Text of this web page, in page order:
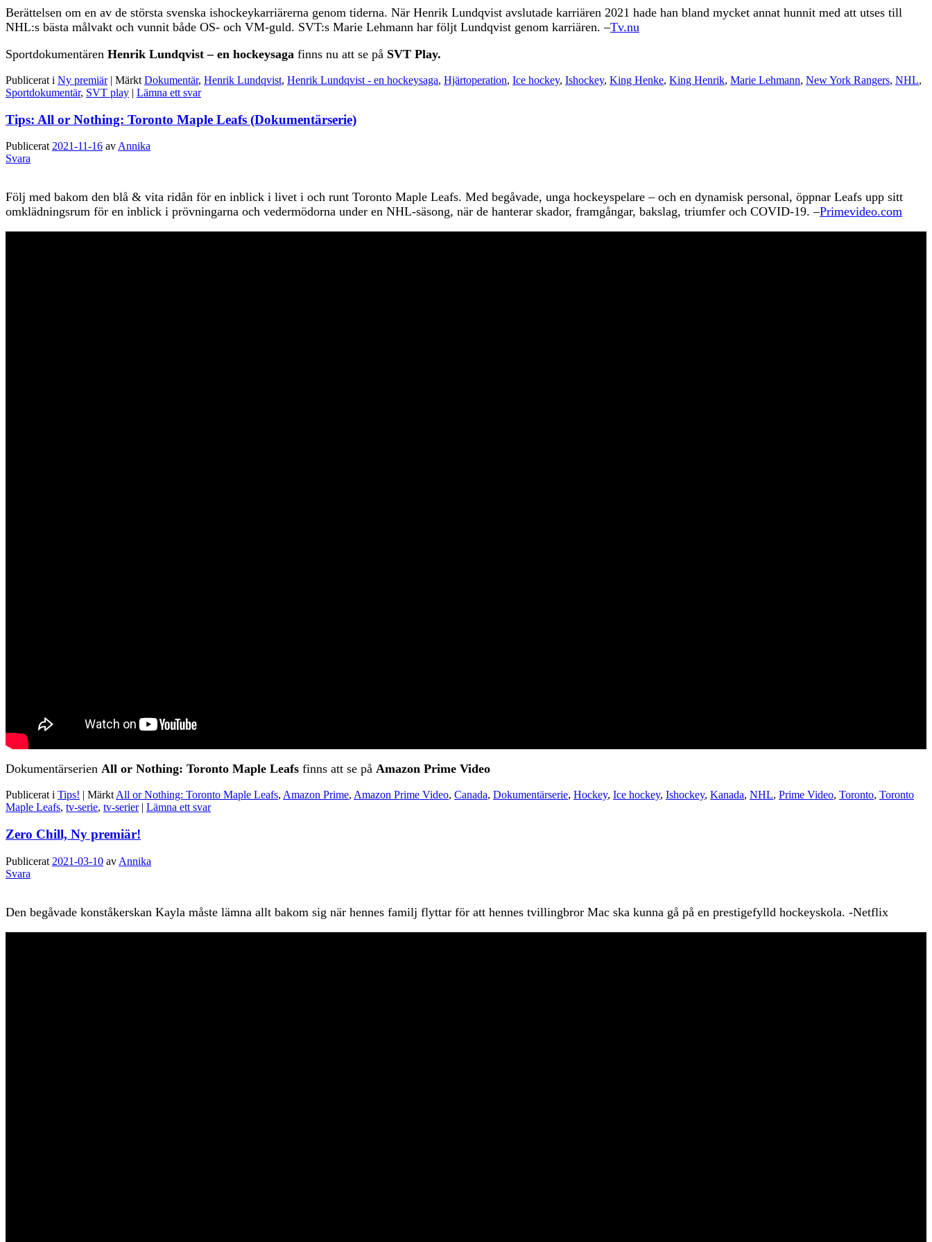
Berättelsen om en av de största svenska ishockeykarriärerna genom tiderna. När Henrik Lundqvist avslutade karriären 2021 hade han bland mycket annat hunnit med att utses till
NHL:s bästa målvakt och vunnit både OS- och VM-guld. SVT:s Marie Lehmann har följt Lundqvist genom karriären. –Tv.nu
Sportdokumentären Henrik Lundqvist – en hockeysaga finns nu att se på SVT Play.
Publicerat i Ny premiär | Märkt Dokumentär, Henrik Lundqvist, Henrik Lundqvist - en hockeysaga, Hjärtoperation, Ice hockey, Ishockey, King Henke, King Henrik, Marie Lehmann, New York Rangers, NHL,
Sportdokumentär, SVT play | Lämna ett svar
Tips: All or Nothing: Toronto Maple Leafs (Dokumentärserie)
Publicerat 2021-11-16 av Annika
Svara
Följ med bakom den blå & vita ridån för en inblick i livet i och runt Toronto Maple Leafs. Med begåvade, unga hockeyspelare – och en dynamisk personal, öppnar Leafs upp sitt
omklädningsrum för en inblick i prövningarna och vedermödorna under en NHL-säsong, när de hanterar skador, framgångar, bakslag, triumfer och COVID-19. –Primevideo.com
Dokumentärserien All or Nothing: Toronto Maple Leafs finns att se på Amazon Prime Video
Publicerat i Tips! | Märkt All or Nothing: Toronto Maple Leafs, Amazon Prime, Amazon Prime Video, Canada, Dokumentärserie, Hockey, Ice hockey, Ishockey, Kanada, NHL, Prime Video, Toronto, Toronto
Maple Leafs, tv-serie, tv-serier | Lämna ett svar
Zero Chill, Ny premiär!
Publicerat 2021-03-10 av Annika
Svara
Den begåvade konståkerskan Kayla måste lämna allt bakom sig när hennes familj flyttar för att hennes tvillingbror Mac ska kunna gå på en prestigefylld hockeyskola. -Netflix